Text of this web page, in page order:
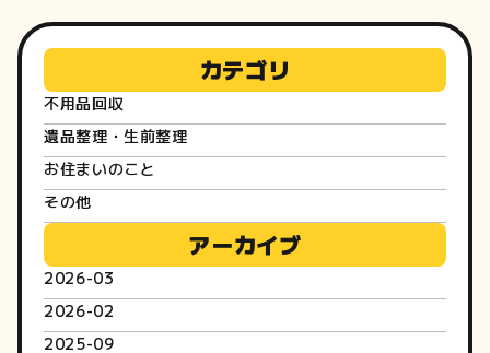
カテゴリ
不用品回収
遺品整理・生前整理
お住まいのこと
その他
アーカイブ
2026-03
2026-02
2025-09